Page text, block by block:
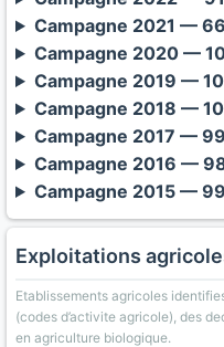
Campagne 2021 —
Campagne 2020 —
Campagne 2019 —
Campagne 2018 —
Campagne 2017 —
Campagne 2016 —
Campagne 2015 —
Exploitations
Etablissements agricoles
(codes d’activite agricole), des
en agriculture biologique.